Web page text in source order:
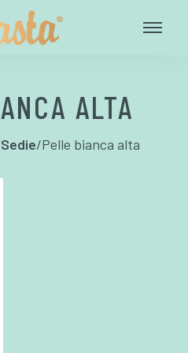
ALTA
Sedie/Pelle bianca alta